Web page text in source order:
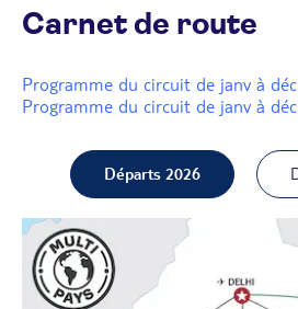
Carnet de route
Programme du circuit de janv à
Programme du circuit de janv à
Départs 2026